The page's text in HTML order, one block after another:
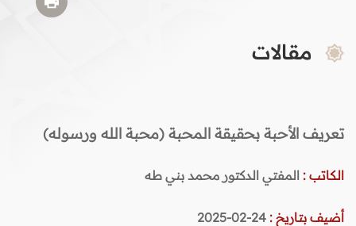
مقالات
تعريف الأحبة بحقيقة المحبة (محبة الله ورسوله)
الكاتب : المفتي الدكتور محمد بني طه
أضيف بتاريخ : 24-02-2025